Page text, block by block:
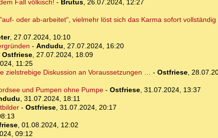
Fall völkisch! - Brutus, 26.07.2024, 12:27
oder ab-arbeitet", vielmehr löst sich das Karma sofort
, 27.07.2024, 10:10
- Andudu, 27.07.2024, 16:20
Ostfriese, 27.07.2024, 18:09
11:25
zielstrebige Diskussion an Voraussetzungen … - Ostfriese,
und Pumpen ohne Pumpe- Ostfriese, 31.07.2024, 13:37
, 31.07.2024, 18:11
- Ostfriese, 31.07.2024, 20:17
, 01.08.2024, 12:02
09:12